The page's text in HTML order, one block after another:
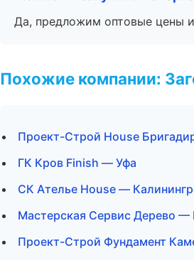
Да, предложим оптовые цены и
Похожие компании:
Проект-Строй House
ГК Кров Finish — Уфа
СК Ателье House —
Мастерская Сервис Дерево
Проект-Строй Фундамент